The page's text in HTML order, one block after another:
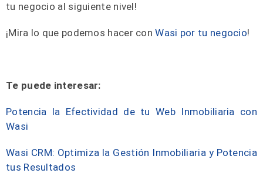
tu negocio al siguiente nivel!
¡Mira lo que podemos hacer conWasi por tu negocio!
Te puede interesar:
Potencia la Efectividad de tu Web Inmobiliaria con
Wasi
Wasi CRM: Optimiza la Gestión Inmobiliaria y Potencia
tus Resultados